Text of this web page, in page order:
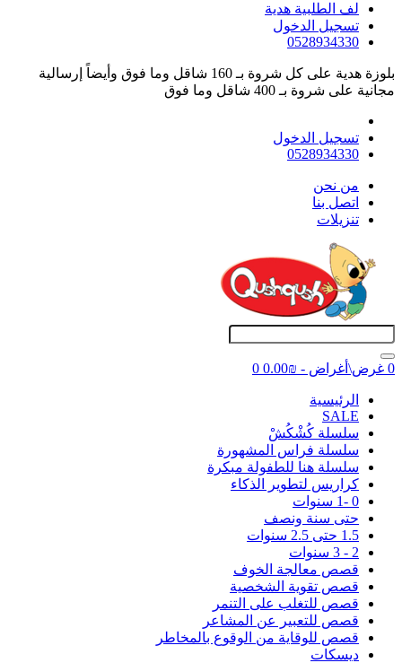
لف الطلبية هدية
تسجيل الدخول
0528934330
بلوزة هدية على كل شروة بـ 160 شاقل وما فوق وأيضاً إرسالية
مجانية على شروة بـ 400 شاقل وما فوق
تسجيل الدخول
0528934330
ﻣﻦ ﻧﺤﻦ
اتصل بنا
تنزيلات
0 غرض\أغراض - ₪0.00 0
اﻟﺮﺋﻴﺴﻴﺔ
SALE
سلسلة كُشْكُشْ
سلسلة فراس المشهورة
سلسلة هنا للطفولة مبكرة
كراريس لتطوير الذكاء
0 -1 سنوات
حتى سنة ونصف
1.5 حتى 2.5 سنوات
2 - 3 سنوات
قصص معالجة الخوف
قصص تقوية الشخصية
قصص للتغلب على التنمر
قصص للتعبير عن المشاعر
قصص للوقاية من الوقوع بالمخاطر
ديسكات